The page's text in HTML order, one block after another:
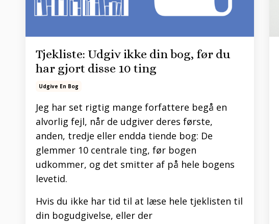
Tjekliste: Udgiv ikke din bog, før du
har gjort disse 10 ting
Udgive En Bog
Jeg har set rigtig mange forfattere begå en
alvorlig fejl, når de udgiver deres første,
anden, tredje eller endda tiende bog: De
glemmer 10 centrale ting, før bogen
udkommer, og det smitter af på hele bogens
levetid.
Hvis du ikke har tid til at læse hele tjeklisten til
din bogudgivelse, eller der